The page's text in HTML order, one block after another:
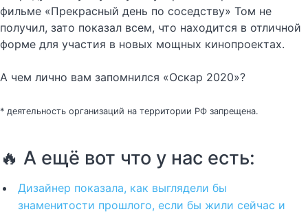
фильме «Прекрасный день по соседству» Том не
получил, зато показал всем, что находится в отличной
форме для участия в новых мощных кинопроектах.
А чем лично вам запомнился «Оскар 2020»?
* деятельность организаций на территории РФ запрещена.
🔥 А ещё вот что у нас есть:
Дизайнер показала, как выглядели бы
знаменитости прошлого, если бы жили сейчас и